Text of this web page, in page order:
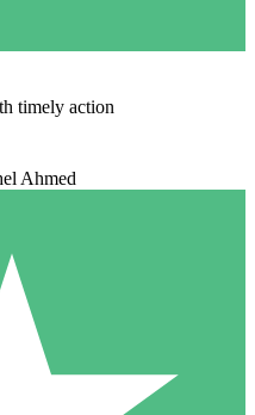
timely action
Ahmed